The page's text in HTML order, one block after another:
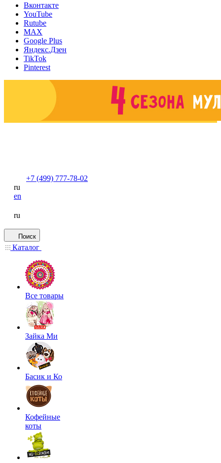
Вконтакте
YouTube
Rutube
MAX
Google Plus
Яндекс.Дзен
TikTok
Pinterest
+7 (499) 777-78-02
ru
en
ru
Поиск
Каталог
Все товары
Зайка Ми
Басик и Ко
Кофейные
коты